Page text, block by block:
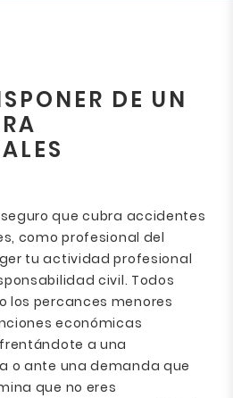
DE UN
que cubra accidentes
como profesional del
tu actividad profesional
civil. Todos
los percances menores
económicas
a una
o ante una demanda que
que no eres